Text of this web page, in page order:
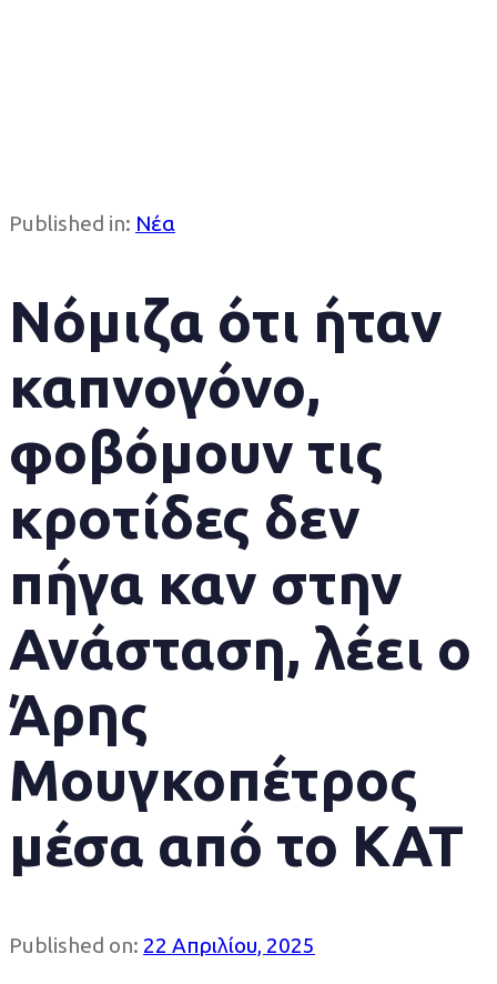
Published in: Νέα
Νόμιζα ότι ήταν
καπνογόνο,
φοβόμουν τις
κροτίδες δεν
πήγα καν στην
Ανάσταση, λέει ο
Άρης
Μουγκοπέτρος
μέσα από το ΚΑΤ
Published on: 22 Απριλίου, 2025